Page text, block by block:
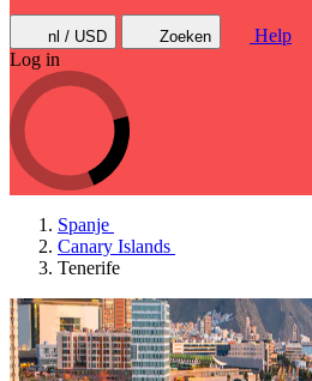
nl / USD Zoeken
Help
Log in
Spanje
Canary Islands
Tenerife